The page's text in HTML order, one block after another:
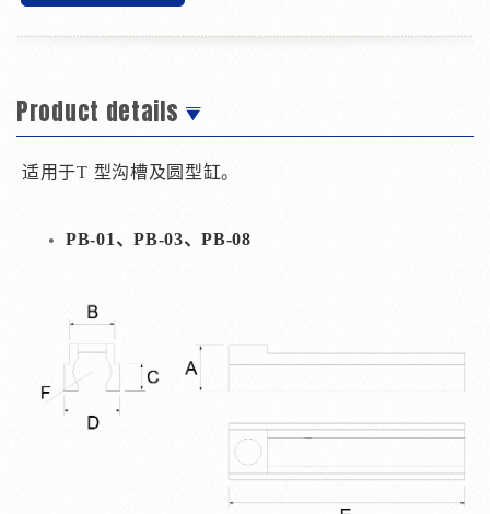
Product details
适用于T 型沟槽及圆型缸。
PB-01、PB-03、PB-08